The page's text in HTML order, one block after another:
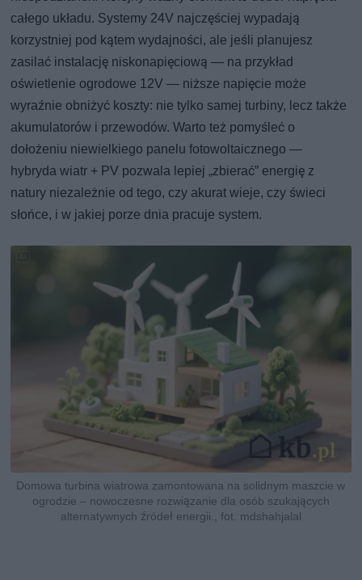
całego układu. Systemy 24V najczęściej wypadają
korzystniej pod kątem wydajności, ale jeśli planujesz
zasilać instalację niskonapięciową — na przykład
oświetlenie ogrodowe 12V — niższe napięcie może
wyraźnie obniżyć koszty: nie tylko samej turbiny, lecz także
akumulatorów i przewodów. Warto też pomyśleć o
dołożeniu niewielkiego panelu fotowoltaicznego —
hybryda wiatr + PV pozwala lepiej „zbierać” energię z
natury niezależnie od tego, czy akurat wieje, czy świeci
słońce, i w jakiej porze dnia pracuje system.
Domowa turbina wiatrowa zamontowana na solidnym maszcie w
ogrodzie – nowoczesne rozwiązanie dla osób szukających
alternatywnych źródeł energii., fot. mdshahjalal